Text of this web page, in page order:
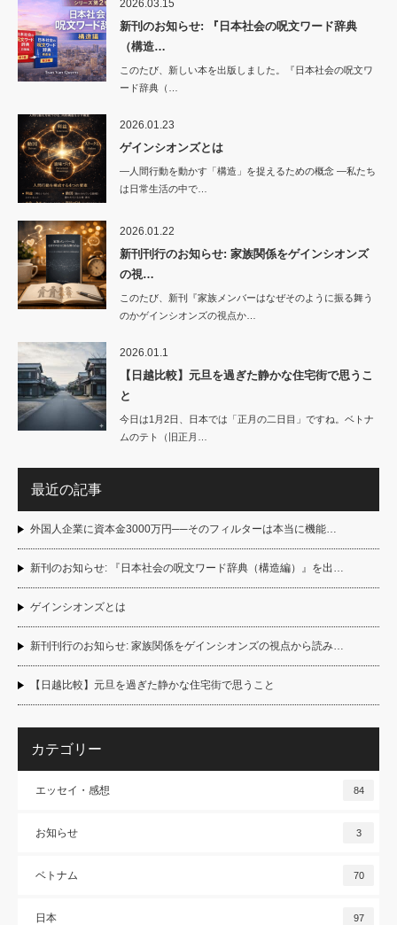
2026.03.15
新刊のお知らせ: 『日本社会の呪文ワード辞典
（構造…
このたび、新しい本を出版しました。『日本社会の呪文ワ
ード辞典（…
2026.01.23
ゲインシオンズとは
―人間行動を動かす「構造」を捉えるための概念 ―私たち
は日常生活の中で…
2026.01.22
新刊刊行のお知らせ: 家族関係をゲインシオンズ
の視…
このたび、新刊『家族メンバーはなぜそのように振る舞う
のかゲインシオンズの視点か…
2026.01.1
【日越比較】元旦を過ぎた静かな住宅街で思うこ
と
今日は1月2日、日本では「正月の二日目」ですね。ベトナ
ムのテト（旧正月…
最近の記事
外国人企業に資本金3000万円──そのフィルターは本当に機能…
新刊のお知らせ: 『日本社会の呪文ワード辞典（構造編）』を出…
ゲインシオンズとは
新刊刊行のお知らせ: 家族関係をゲインシオンズの視点から読み…
【日越比較】元旦を過ぎた静かな住宅街で思うこと
カテゴリー
エッセイ・感想 84
お知らせ 3
ベトナム 70
日本 97